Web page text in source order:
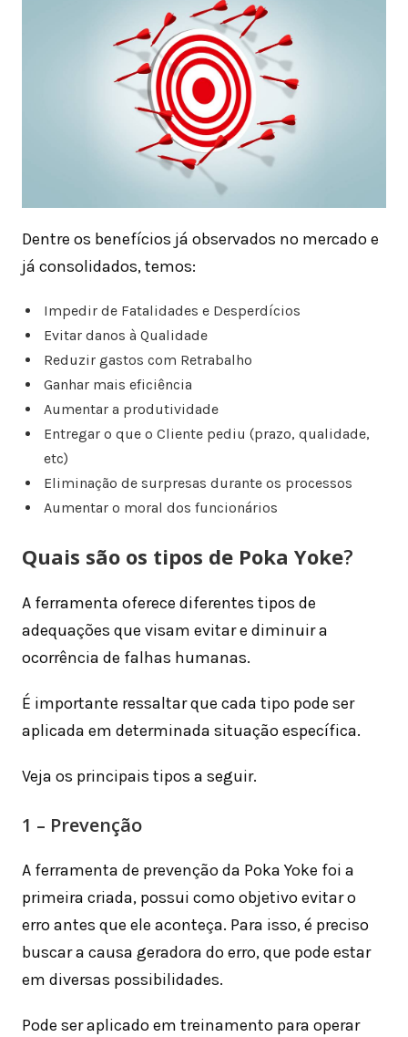
Dentre os benefícios já observados no mercado e
já consolidados, temos:
Impedir de Fatalidades e Desperdícios
Evitar danos à Qualidade
Reduzir gastos com Retrabalho
Ganhar mais eficiência
Aumentar a produtividade
Entregar o que o Cliente pediu (prazo, qualidade,
etc)
Eliminação de surpresas durante os processos
Aumentar o moral dos funcionários
Quais são os tipos de Poka Yoke?
A ferramenta oferece diferentes tipos de
adequações que visam evitar e diminuir a
ocorrência de falhas humanas.
É importante ressaltar que cada tipo pode ser
aplicada em determinada situação específica.
Veja os principais tipos a seguir.
1 – Prevenção
A ferramenta de prevenção da Poka Yoke foi a
primeira criada, possui como objetivo evitar o
erro antes que ele aconteça. Para isso, é preciso
buscar a causa geradora do erro, que pode estar
em diversas possibilidades.
Pode ser aplicado em treinamento para operar